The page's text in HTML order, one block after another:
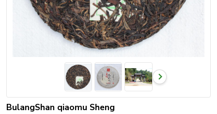
BulangShan qiaomu Sheng